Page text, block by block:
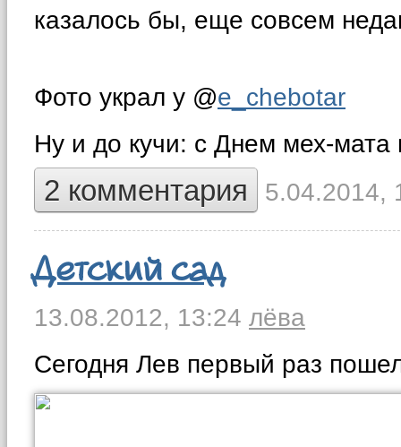
казалось бы, еще совсем
Фото украл у @e_chebotar
Ну и до кучи: с Днем мех-
2 комментария 5.04.2014,
Детский сад
13.08.2012, 13:24 лёва
Сегодня Лев первый раз